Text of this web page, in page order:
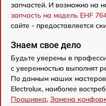
запчастей. И возможно на
запчасть на модель EHF
сайте - предоставляется
Знаем свое дело
Будьте уверены в
с уверенностью выполнят
По данным наших
Electrolux, наиболее
Прошивка, Замена